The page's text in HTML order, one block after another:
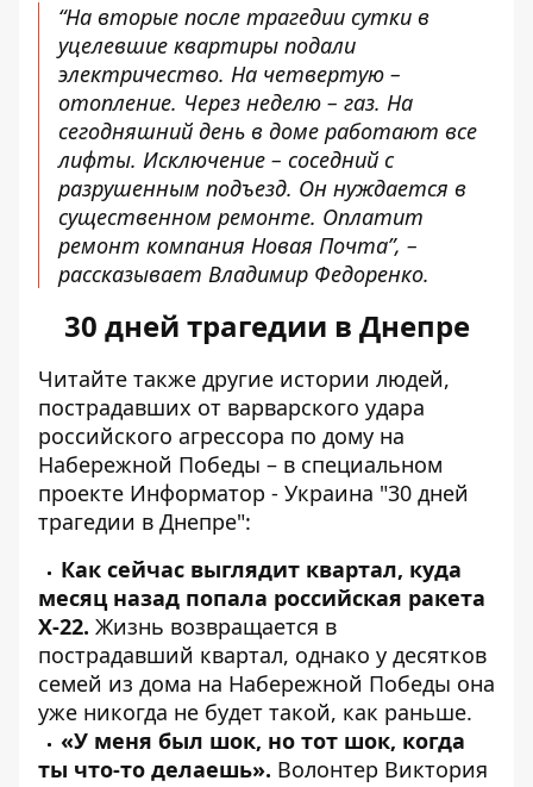
“На вторые после трагедии сутки в
уцелевшие квартиры подали
электричество. На четвертую –
отопление. Через неделю – газ. На
сегодняшний день в доме работают все
лифты. Исключение – соседний с
разрушенным подъезд. Он нуждается в
существенном ремонте. Оплатит
ремонт компания Новая Почта”, –
рассказывает Владимир Федоренко.
30 дней трагедии в Днепре
Читайте также другие истории людей,
пострадавших от варварского удара
российского агрессора по дому на
Набережной Победы – в специальном
проекте Информатор - Украина "30 дней
трагедии в Днепре":
Как сейчас выглядит квартал, куда
месяц назад попала российская ракета
Х-22. Жизнь возвращается в
пострадавший квартал, однако у десятков
семей из дома на Набережной Победы она
уже никогда не будет такой, как раньше.
«У меня был шок, но тот шок, когда
ты что-то делаешь». Волонтер Виктория